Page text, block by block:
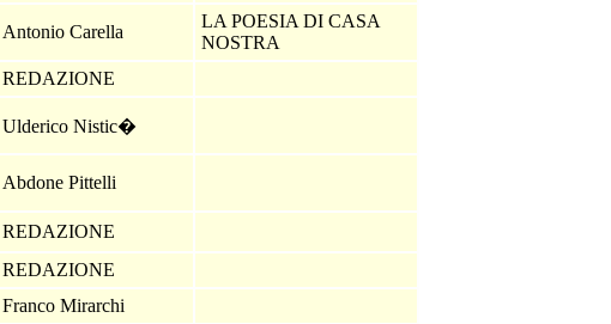
Antonio Carella
LA POESIA DI CASA
NOSTRA
REDAZIONE
Ulderico Nistic�
Abdone Pittelli
REDAZIONE
REDAZIONE
Franco Mirarchi